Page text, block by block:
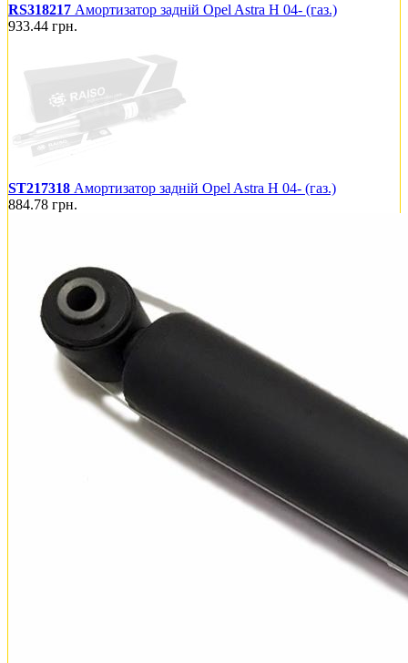
RS318217 Амортизатор задній Opel Astra H 04- (газ.)
933.44 грн.
ST217318 Амортизатор задній Opel Astra H 04- (газ.)
884.78 грн.